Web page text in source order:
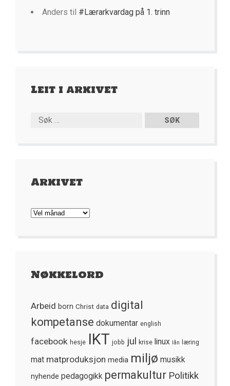
Anders til #Lærarkvardag på 1. trinn
Leit i arkivet
Arkivet
Arkivet
Nøkkelord
Arbeid born Christ data digital
kompetanse dokumentar english
facebook hesje IKT jobb jul krise linux lån læring
mat matproduksjon media miljø musikk
nyhende pedagogikk permakultur Politikk